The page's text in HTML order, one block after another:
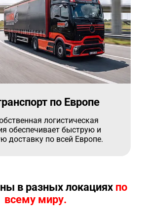
по Европе
логистическая
обеспечивает быструю и
доставку по всей Европе.
в разных локациях по
всему миру.